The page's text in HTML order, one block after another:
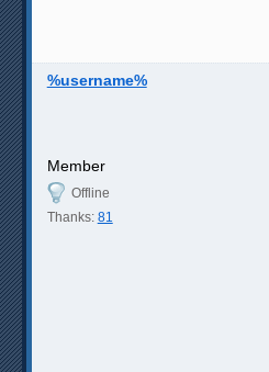
%username%
Member
Offline
Thanks: 81